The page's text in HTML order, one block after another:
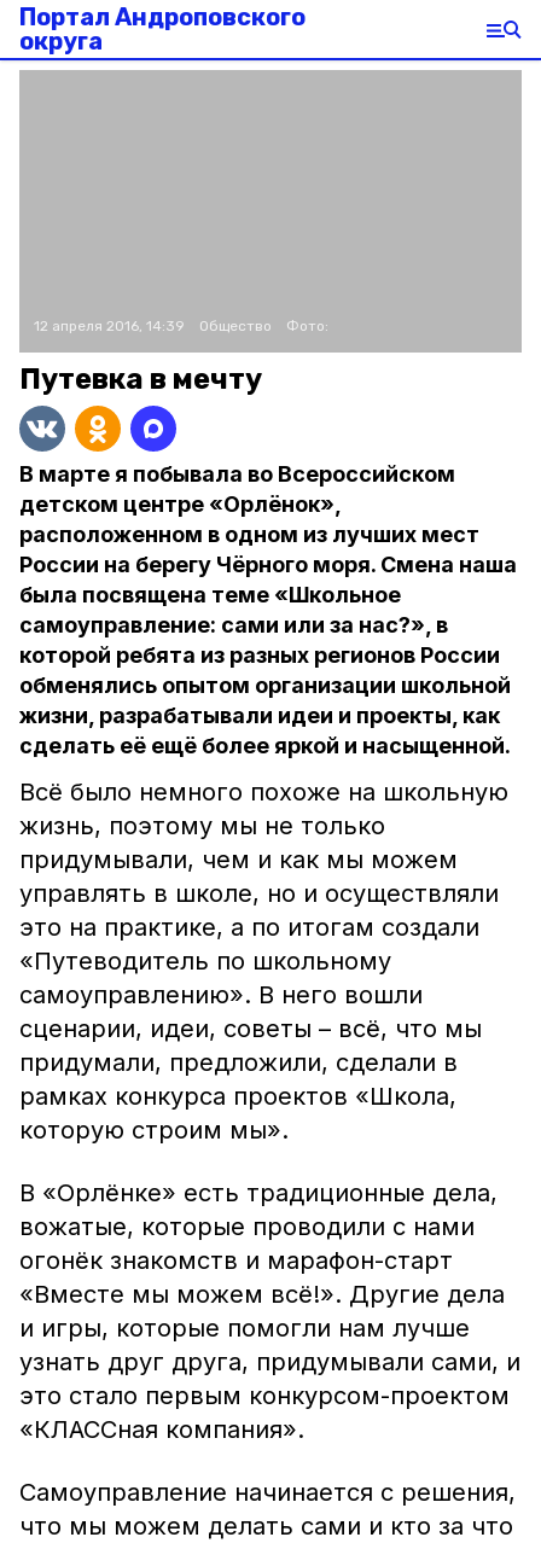
Портал Андроповского
округа
12 апреля 2016, 14:39 Общество Фото:
Путевка в мечту
В марте я побывала во Всероссийском
детском центре «Орлёнок»,
расположенном в одном из лучших мест
России на берегу Чёрного моря. Смена наша
была посвящена теме «Школьное
самоуправление: сами или за нас?», в
которой ребята из разных регионов России
обменялись опытом организации школьной
жизни, разрабатывали идеи и проекты, как
сделать её ещё более яркой и насыщенной.
Всё было немного похоже на школьную
жизнь, поэтому мы не только
придумывали, чем и как мы можем
управлять в школе, но и осуществляли
это на практике, а по итогам создали
«Путеводитель по школьному
самоуправлению». В него вошли
сценарии, идеи, советы – всё, что мы
придумали, предложили, сделали в
рамках конкурса проектов «Школа,
которую строим мы».
В «Орлёнке» есть традиционные дела,
вожатые, которые проводили с нами
огонёк знакомств и марафон-старт
«Вместе мы можем всё!». Другие дела
и игры, которые помогли нам лучше
узнать друг друга, придумывали сами, и
это стало первым конкурсом-проектом
«КЛАССная компания».
Самоуправление начинается с решения,
что мы можем делать сами и кто за что